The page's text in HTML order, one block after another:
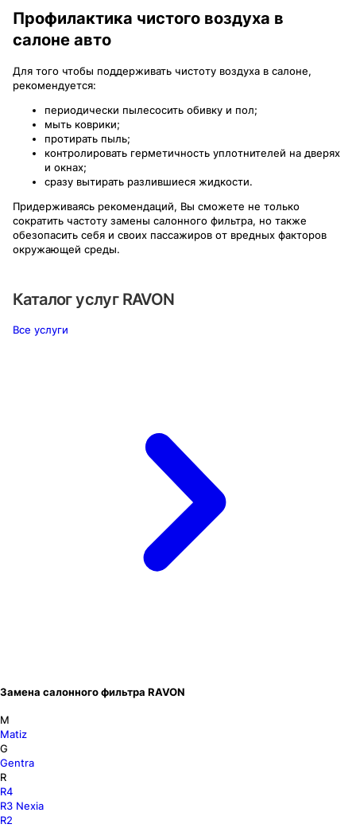
Профилактика чистого воздуха в
салоне авто
Для того чтобы поддерживать чистоту воздуха в салоне,
рекомендуется:
периодически пылесосить обивку и пол;
мыть коврики;
протирать пыль;
контролировать герметичность уплотнителей на дверях
и окнах;
сразу вытирать разлившиеся жидкости.
Придерживаясь рекомендаций, Вы сможете не только
сократить частоту замены салонного фильтра, но также
обезопасить себя и своих пассажиров от вредных факторов
окружающей среды.
Каталог услуг RAVON
Все услуги
Замена салонного фильтра RAVON
M
Matiz
G
Gentra
R
R4
R3 Nexia
R2